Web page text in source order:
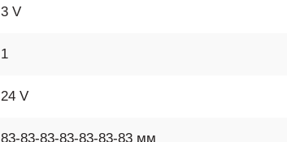
3 V
1
24 V
83-83-83-83-83-83-83 мм